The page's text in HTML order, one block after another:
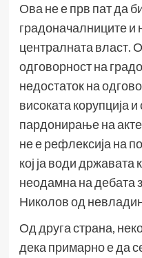
Ова не е прв пат да
градоначалниците и
централната власт.
одговорност на
недостаток на
високата корупција и
пардонирање на
не е рефлексија на
кој ја води
неодамна на дебата
Николов од
Од друга страна,
дека примарно е да